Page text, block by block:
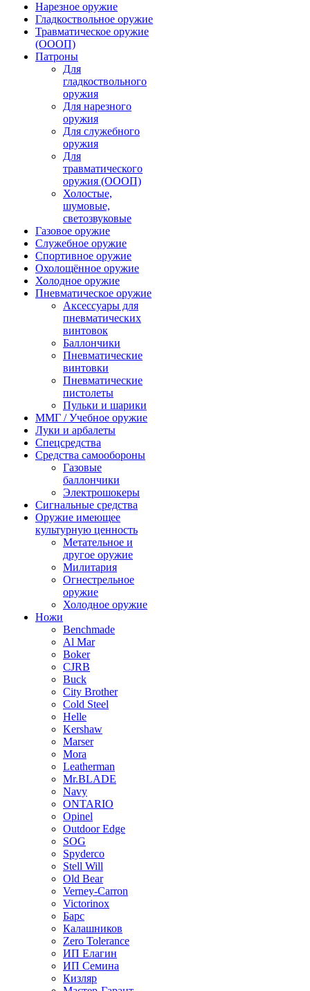
Нарезное оружие
Гладкоствольное оружие
Травматическое оружие
(ОООП)
Патроны
Для
гладкоствольного
оружия
Для нарезного
оружия
Для служебного
оружия
Для
травматического
оружия (ОООП)
Холостые,
шумовые,
светозвуковые
Газовое оружие
Служебное оружие
Спортивное оружие
Охолощённое оружие
Холодное оружие
Пневматическое оружие
Аксессуары для
пневматических
винтовок
Баллончики
Пневматические
винтовки
Пневматические
пистолеты
Пульки и шарики
ММГ / Учебное оружие
Луки и арбалеты
Спецсредства
Средства самообороны
Газовые
баллончики
Электрошокеры
Сигнальные средства
Оружие имеющее
культурную ценность
Метательное и
другое оружие
Милитария
Огнестрельное
оружие
Холодное оружие
Ножи
Benchmade
Al Mar
Boker
CJRB
Buck
City Brother
Cold Steel
Helle
Kershaw
Marser
Mora
Leatherman
Mr.BLADE
Navy
ONTARIO
Opinel
Outdoor Edge
SOG
Spyderco
Stell Will
Old Bear
Verney-Carron
Victorinox
Барс
Калашников
Zero Tolerance
ИП Елагин
ИП Семина
Кизляр